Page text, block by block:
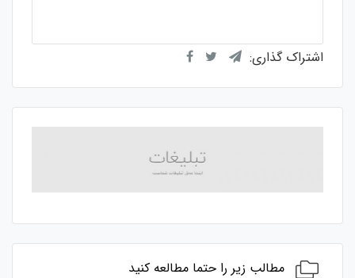
اشتراک گذاری:
مطالب زیر را حتما مطالعه کنید